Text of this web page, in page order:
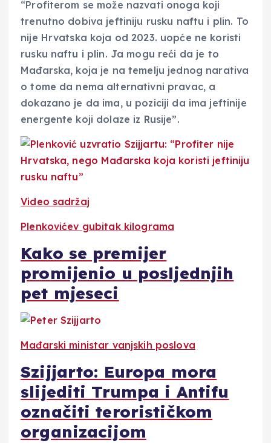
“Profiterom se može nazvati onoga koji
trenutno dobiva jeftiniju rusku naftu i plin. To
nije Hrvatska koja od 2023. uopće ne koristi
rusku naftu i plin. Ja mogu reći da je to
Mađarska, koja je na temelju jednog narativa
o tome da nema alternativni pravac, a
dokazano je da ima, u poziciji da ima jeftinije
energente koji dolaze iz Rusije”.
Video sadržaj
Plenkovićev gubitak kilograma
Kako se premijer
promijenio u posljednjih
pet mjeseci
Mađarski ministar vanjskih poslova
Szijjarto: Europa mora
slijediti Trumpa i Antifu
označiti terorističkom
organizacijom